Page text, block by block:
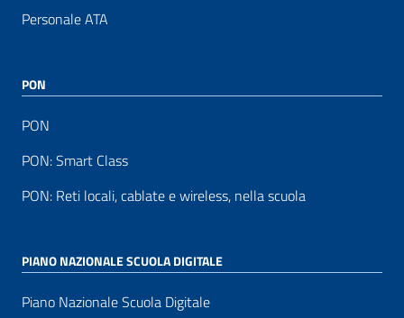
Personale ATA
PON
PON
PON: Smart Class
PON: Reti locali, cablate e wireless, nella scuola
PIANO NAZIONALE SCUOLA DIGITALE
Piano Nazionale Scuola Digitale